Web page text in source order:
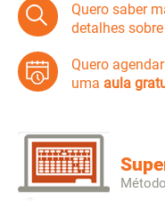
Quero saber
detalhes
Quero agendar
uma aula